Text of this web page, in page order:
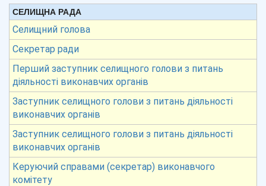
СЕЛИЩНА РАДА
Селищний голова
Секретар ради
Перший заступник селищного голови з питань
діяльності виконавчих органів
Заступник селищного голови з питань діяльності
виконавчих органів
Заступник селищного голови з питань діяльності
виконавчих органів
Керуючий справами (секретар) виконавчого
комітету